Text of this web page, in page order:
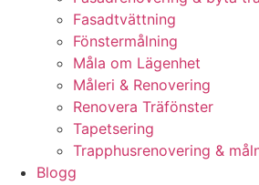
Fasadtvättning
Fönstermålning
Måla om Lägenhet
Måleri & Renovering
Renovera Träfönster
Tapetsering
Trapphusrenovering &
Blogg